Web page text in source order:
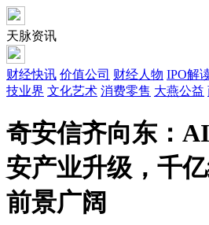
天脉资讯
财经快讯 价值公司 财经人物 IPO解
技业界 文化艺术 消费零售 大燕公益
奇安信齐向东：
安产业升级，千
前景广阔